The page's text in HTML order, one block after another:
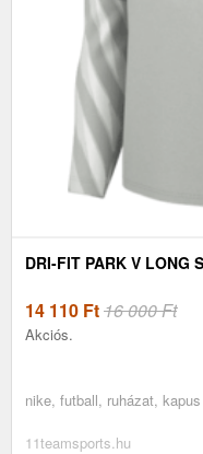
DRI-FIT PARK V LONG
14 110 Ft16 000 Ft
Akciós.
nike, futball, ruházat,
11teamsports.hu